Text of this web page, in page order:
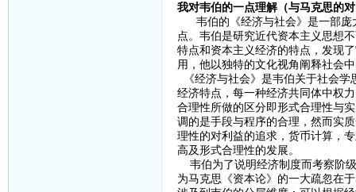
我对韦伯的一点理解（与马克思的
韦伯的《经济与社会》是一部庞
点。韦伯是研究近代资本主义思想
特点和资本主义经济的特点，发现
用，他以独特的文化视角阐释社会
《经济与社会》是韦伯关于社会
经济特点，每一种经济共同体中权
合理性所做的区分即形式合理性与
调的是手段与程序的合理，然而实
理性的对利益的追求，货币计算，
高及形式合理性的发展。
韦伯为了说明经济制度而考察阶
为马克思《资本论》的一大疏忽在